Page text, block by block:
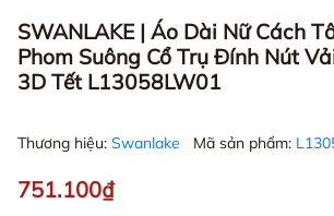
SWANLAKE | Áo Dài Nữ Cách
Phom Suông Cổ Trụ Đính Nút
3D Tết L13058LW01
Thương hiệu: Swanlake Mã sản phẩm:
751.100₫